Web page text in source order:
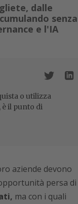
dalle
senza
e l'IA
o utilizza
il punto di
aziende devono
persa di
ma con i quali